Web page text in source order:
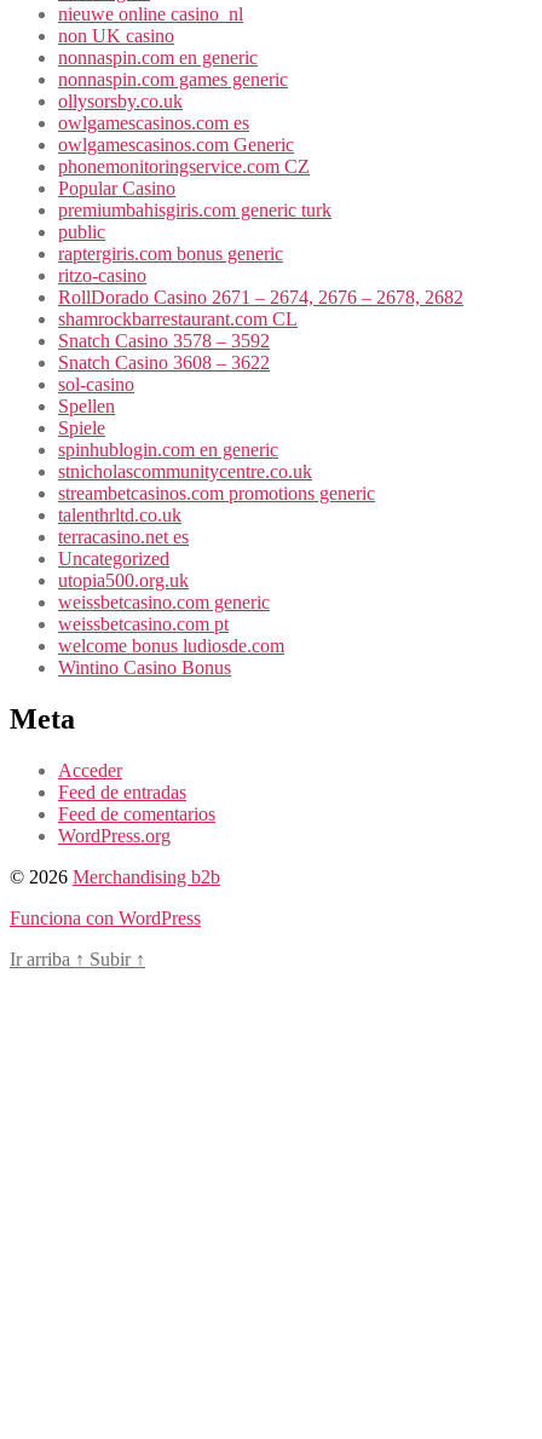
nieuwe online casino_nl
non UK casino
nonnaspin.com en generic
nonnaspin.com games generic
ollysorsby.co.uk
owlgamescasinos.com es
owlgamescasinos.com Generic
phonemonitoringservice.com CZ
Popular Casino
premiumbahisgiris.com generic turk
public
raptergiris.com bonus generic
ritzo-casino
RollDorado Casino 2671 – 2674, 2676 – 2678, 2682
shamrockbarrestaurant.com CL
Snatch Casino 3578 – 3592
Snatch Casino 3608 – 3622
sol-casino
Spellen
Spiele
spinhublogin.com en generic
stnicholascommunitycentre.co.uk
streambetcasinos.com promotions generic
talenthrltd.co.uk
terracasino.net es
Uncategorized
utopia500.org.uk
weissbetcasino.com generic
weissbetcasino.com pt
welcome bonus ludiosde.com
Wintino Casino Bonus
Meta
Acceder
Feed de entradas
Feed de comentarios
WordPress.org
© 2026 Merchandising b2b
Funciona con WordPress
Ir arriba ↑ Subir ↑